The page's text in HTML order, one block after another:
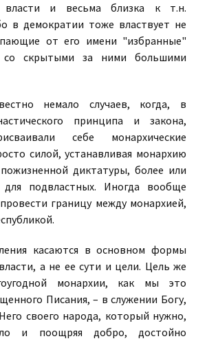
власти и весьма близка к т.н.
в демократии тоже властвует не
от его имени "избранные"
со скрытыми за ними большими
немало случаев, когда, в
принципа и закона,
себе монархические
силой, устанавливая монархию
диктатуры, более или
для подвластных. Иногда вообще
границу между монархией,
касаются в основном формы
а не ее сути и цели. Цель же
монархии, как мы это
Писания, – в служении Богу,
своего народа, который нужно,
и поощряя добро, достойно